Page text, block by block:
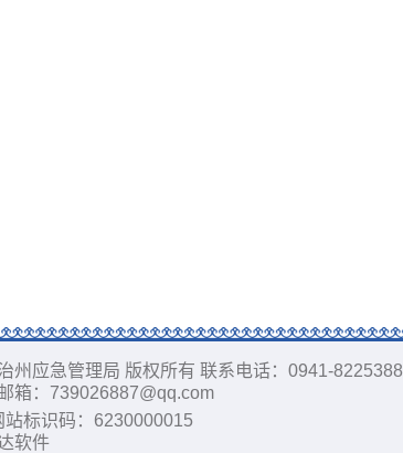
州应急管理局 版权所有 联系电话：0941-8225388
箱：739026887@qq.com
站标识码：6230000015
软件